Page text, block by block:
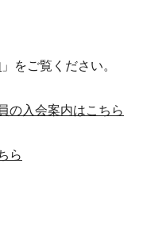
」をご覧ください。
の入会案内はこちら
ら